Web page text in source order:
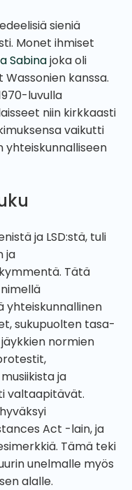
sieniä
Monet ihmiset
Sabinajoka oli
kanssa.
luvulla
niin kirkkaasti
vaikutti
yhteiskunnalliseen
ja LSD:stä, tuli
ja
Tätä
yhteiskunnallinen
sukupuolten tasa-
normien
ja
valtaapitävät.
Act -lain, ja
Tämä teki
unelmalle myös
alalle.